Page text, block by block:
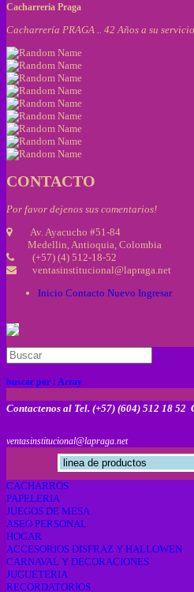
Cacharreria Praga
Cacharrería PRAGA .. 42 Años a su
CONTACTO
Por favor dejenos sus comentarios!
Av. Ayacucho #51-84
Medellin, Antioquia, Colombia
(+57) (4) 512-18-52
ventasinstitucional@lapraga.net
Inicio Contacto Nuevo Ingresar
buscar por : Array
Contactenos al Tel. (+57) (604) 512 18 52
ventasinstitucional@lapraga.net
CACHARROS
PAPELERIA
JUEGOS DE MESA
ASEO PERSONAL
HOGAR
ACCESORIOS DISFRAZ Y HALLOWEN
CARNAVAL Y DECORACIONES
JUGUETERIA
RECORDATORIOS